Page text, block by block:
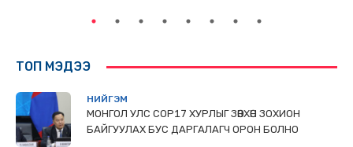
ТОП МЭДЭЭ
НИЙГЭМ
МОНГОЛ УЛС СОР17 ХУРЛЫГ ЗӨВХӨН ЗОХИОН
БАЙГУУЛАХ БУС ДАРГАЛАГЧ ОРОН БОЛНО